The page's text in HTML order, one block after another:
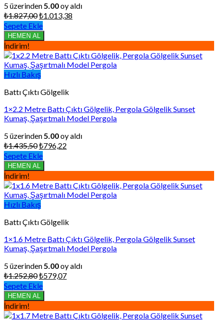
5 üzerinden 5.00oy aldı
₺1.827,00Orijinal
fiyat:
₺1.827,00.
₺1.013,38
₺1.013,38.
Sepete Ekle
HEMEN AL
İndirim!
Hızlı Bakış
Battı Çıktı Gölgelik
1×2.2 Metre Battı Çıktı Gölgelik, Pergola Gölgelik Sunset
Kumaş, Şaşırtmalı Model Pergola
5 üzerinden 5.00oy aldı
₺1.435,50Orijinal
fiyat:
₺1.435,50.
₺796,22
₺796,22.
Sepete Ekle
HEMEN AL
İndirim!
Hızlı Bakış
Battı Çıktı Gölgelik
1×1.6 Metre Battı Çıktı Gölgelik, Pergola Gölgelik Sunset
Kumaş, Şaşırtmalı Model Pergola
5 üzerinden 5.00oy aldı
₺1.252,80Orijinal
fiyat:
₺1.252,80.
₺579,07Şu
₺579,07.
Sepete Ekle
HEMEN AL
İndirim!